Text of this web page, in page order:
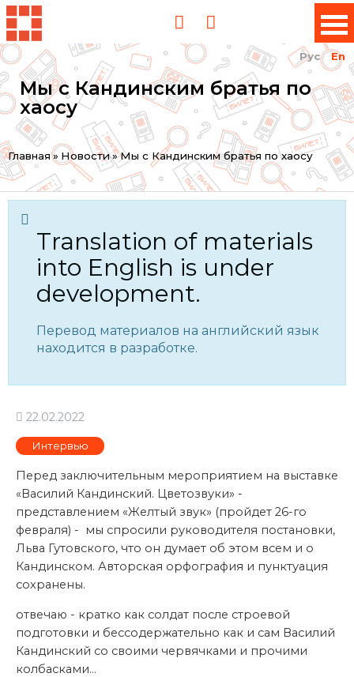
Рус En
Мы с Кандинским братья по
хаосу
You
are
here
Главная » Новости»Мы с Кандинским братья по хаосу
Translation of materials
into English is under
development.
Перевод материалов на английский язык
находится в разработке.
22.02.2022
Интервью
Перед заключительным мероприятием на выставке
«Василий Кандинский. Цветозвуки» -
представлением «Желтый звук» (пройдет 26-го
февраля) - мы спросили руководителя постановки,
Льва Гутовского, что он думает об этом всем и о
Кандинском. Авторская орфография и пунктуация
сохранены.
отвечаю - кратко как солдат после строевой
подготовки и бессодержательно как и сам Василий
Кандинский со своими червячками и прочими
колбасками...